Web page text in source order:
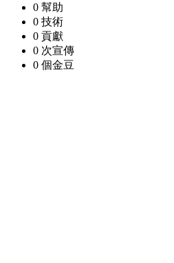
0 幫助
0 技術
0 貢獻
0 次宣傳
0 個金豆